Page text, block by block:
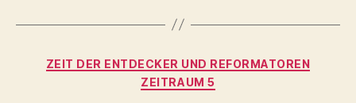
Kategorien
ZEIT DER ENTDECKER UND REFORMATOREN
ZEITRAUM 5